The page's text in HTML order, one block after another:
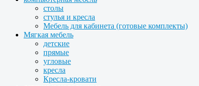
столы
стулья и кресла
Мебель для кабинета (готовые комплекты)
Мягкая мебель
детские
прямые
угловые
кресла
Кресла-кровати